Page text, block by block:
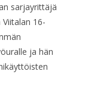
sarjayrittäjä
16-
ja hän